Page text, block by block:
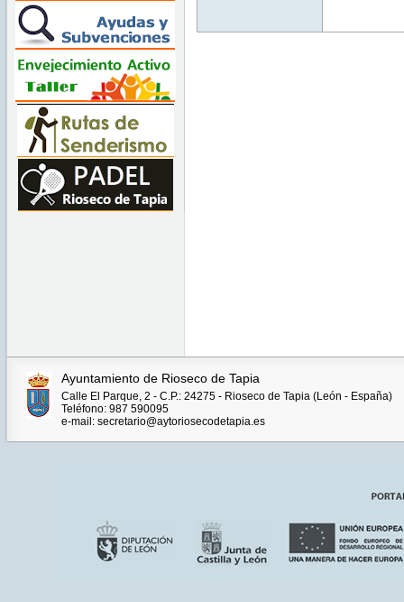
Ayuntamiento de Rioseco de Tapia
Calle El Parque, 2 - C.P.: 24275 - Rioseco de Tapia (León - España)
Teléfono: 987 590095
e-mail: secretario@aytoriosecodetapia.es